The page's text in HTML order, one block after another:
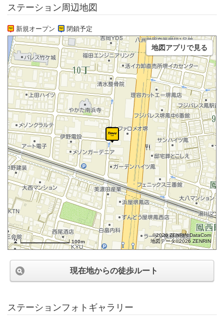
ステーション周辺地図
新規オープン 閉鎖予定
100m
©2026 ZENRIN DataCom
地図データ©2026 ZENRIN
地図アプリで見る
現在地からの徒歩ルート
ステーションフォトギャラリー